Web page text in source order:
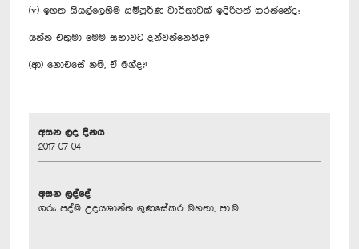
(v) ඉහත සියල්ලෙහිම සම්පූර්ණ වාර්තාවක් ඉදිරිපත් කරන්නේද;
යන්න එතුමා මෙම සභාව‍ට දන්වන්නෙහිද?
(ආ) නොඑසේ නම්, ඒ මන්ද?
අසන ලද දිනය
2017-07-04
අසන ලද්දේ
ගරු පද්ම උදයශාන්ත ගුණසේකර මහතා, පා.ම.